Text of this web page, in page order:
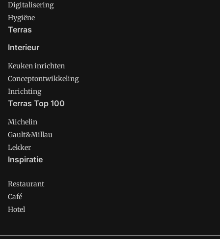
Digitalisering
Hygiëne
Terras
Interieur
Keuken inrichten
Conceptontwikkeling
Inrichting
Terras Top 100
Michelin
Gault&Millau
Lekker
Inspiratie
Restaurant
Café
Hotel